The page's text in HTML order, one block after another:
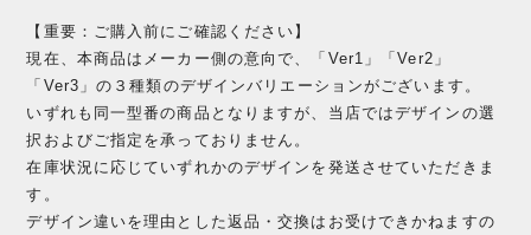
【重要：ご購入前にご確認ください】
現在、本商品はメーカー側の意向で、「Ver1」「Ver2」
「Ver3」の３種類のデザインバリエーションがございます。
いずれも同一型番の商品となりますが、当店ではデザインの選
択およびご指定を承っておりません。
在庫状況に応じていずれかのデザインを発送させていただきま
す。
デザイン違いを理由とした返品・交換はお受けできかねますの